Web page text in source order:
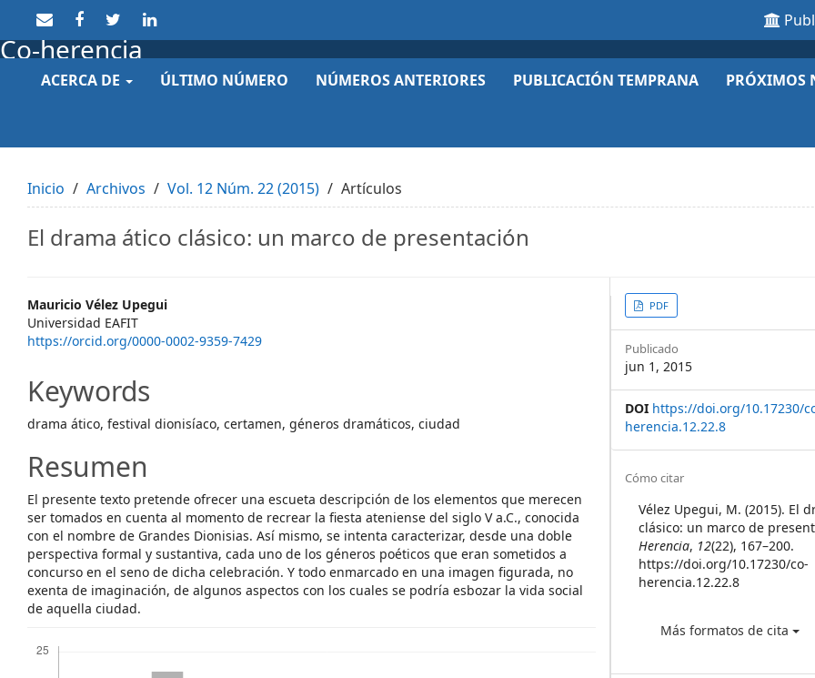
to
page
content
Content
Co-herencia
ACERCA DE ÚLTIMO NÚMERO NÚMEROS ANTERIORES PUBLICACIÓN TEMPRANA PRÓXIMOS
Inicio Archivos Vol. 12 Núm. 22 (2015) Artículos
El drama ático clásico: un marco de presentación
Main
Article
Mauricio Vélez Upegui
Universidad EAFIT
https://orcid.org/0000-0002-9359-7429
Keywords
drama ático, festival dionisíaco, certamen, géneros dramáticos, ciudad
Resumen
El presente texto pretende ofrecer una escueta descripción de los elementos que merecen
ser tomados en cuenta al momento de recrear la fiesta ateniense del siglo V a.C., conocida
con el nombre de Grandes Dionisias. Así mismo, se intenta caracterizar, desde una doble
perspectiva formal y sustantiva, cada uno de los géneros poéticos que eran sometidos a
concurso en el seno de dicha celebración. Y todo enmarcado en una imagen figurada, no
exenta de imaginación, de algunos aspectos con los cuales se podría esbozar la vida social
de aquella ciudad.
Article
Sidebar
PDF
Publicado
jun 1, 2015
DOI https://doi.org/10.17230/
herencia.12.22.8
Article
Details
Cómo citar
Vélez Upegui, M. (2015). El
clásico: un marco de
Herencia, 12(22), 167–200.
https://doi.org/10.17230/co-
herencia.12.22.8
Más formatos de cita